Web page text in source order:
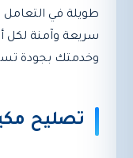
طويلة في التعامل
سريعة وآمنة لكل
وخدمتك بجودة
تصليح